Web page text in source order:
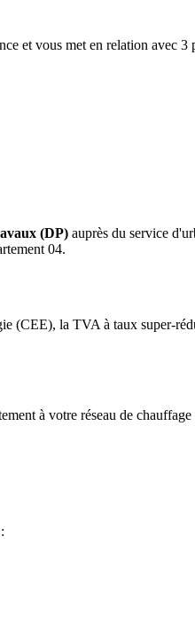
et vous met en relation avec 3
(DP) auprès du service
04.
(CEE), la TVA à taux super-
à votre réseau de